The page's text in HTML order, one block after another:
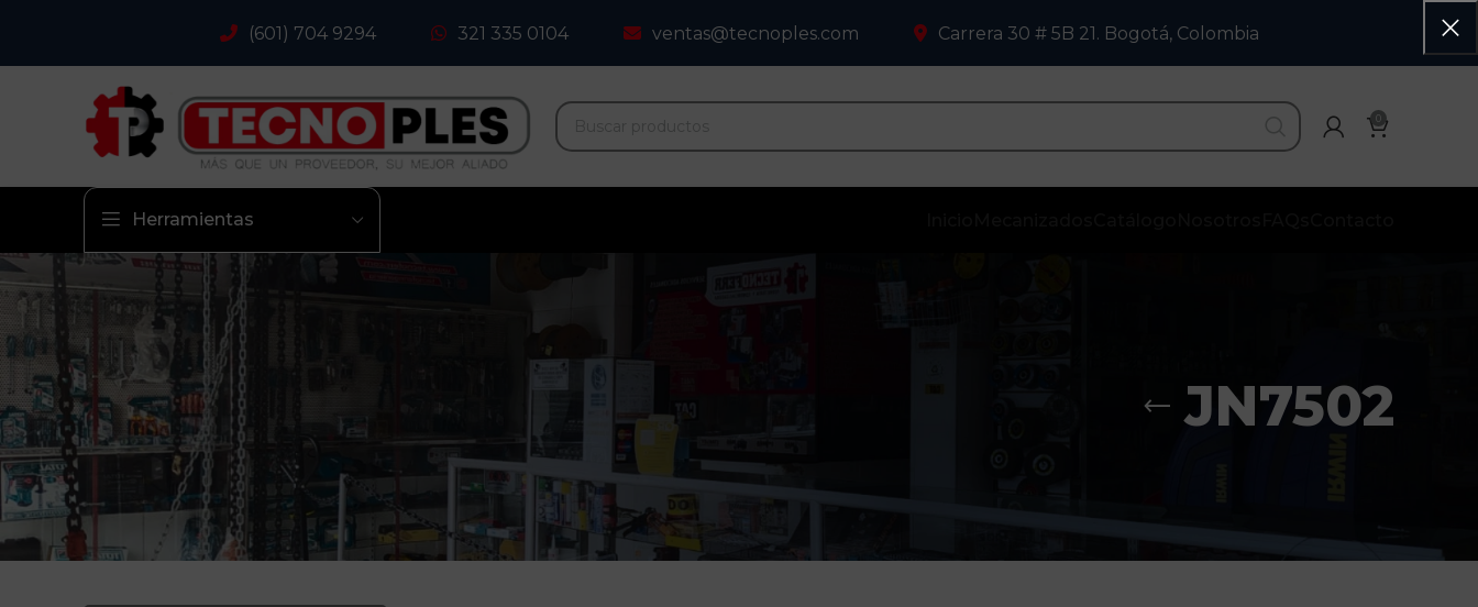
(601) 704 9294 321 335 0104 ventas@tecnoples.com Carrera 30 # 5B 21. Bogotá, Colombia
0
Herramientas
JN7502